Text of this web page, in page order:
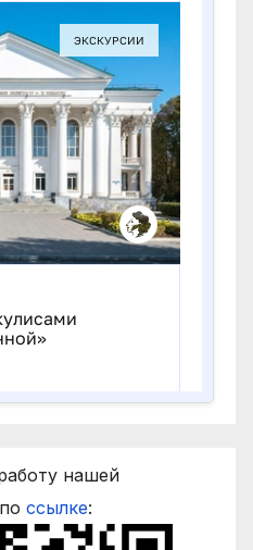
нашей
ссылке: